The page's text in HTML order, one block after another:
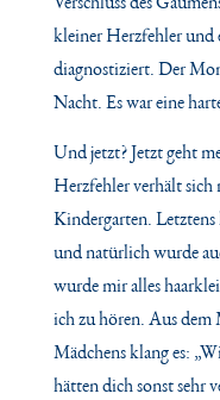
Verschluss des
kleiner Herzfehler und
diagnostiziert. Der
Nacht. Es war eine
Und jetzt? Jetzt geht
Herzfehler verhält sich
Kindergarten. Letztens
und natürlich wurde
wurde mir alles
ich zu hören. Aus
Mädchens klang es:
hätten dich sonst sehr